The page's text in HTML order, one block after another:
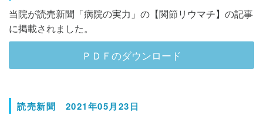
当院が読売新聞「病院の実力」の【関節リウマチ】の記事
に掲載されました。
ＰＤＦのダウンロード
読売新聞 2021年05月23日